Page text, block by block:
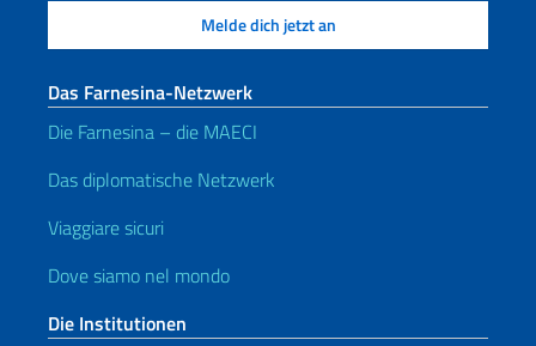
Das Farnesina-Netzwerk
Die Farnesina – die MAECI
Das diplomatische Netzwerk
Viaggiare sicuri
Dove siamo nel mondo
Die Institutionen